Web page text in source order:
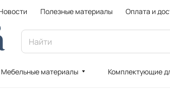
Полезные материалы Оплата и
Мебельные материалы Комплектующие